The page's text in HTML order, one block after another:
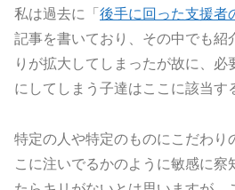
私は過去に「 後手に回った支援者
記事を書いており、その中でも紹
りが拡大してしまったが故に、
にしてしまう子達はここに該当す
特定の人や特定のものにこだわり
こに注いでるかのように敏感に察